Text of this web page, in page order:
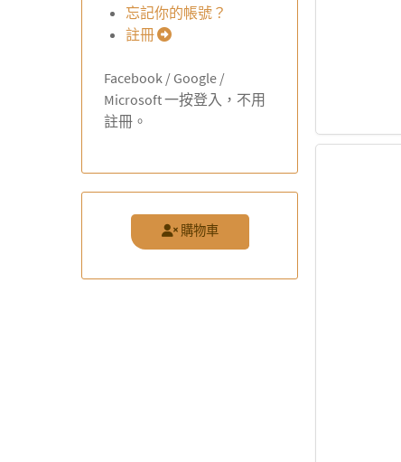
忘記你的帳號？
註冊
Facebook / Google /
Microsoft 一按登入，不用
註冊。
購物車